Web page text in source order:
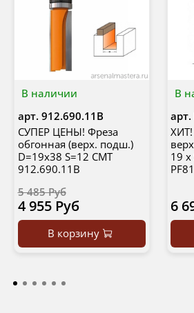
В наличии
арт. 912.690.11B
СУПЕР ЦЕНЫ! Фреза
обгонная (верх. подш.)
D=19x38 S=12 CMT
912.690.11B
5 485 Руб
4 955 Руб
В корзину
В
арт.
19 x
6